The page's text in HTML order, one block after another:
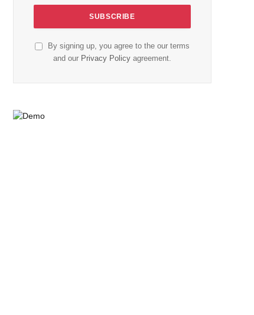
By signing up, you agree to the our terms
and our Privacy Policy agreement.